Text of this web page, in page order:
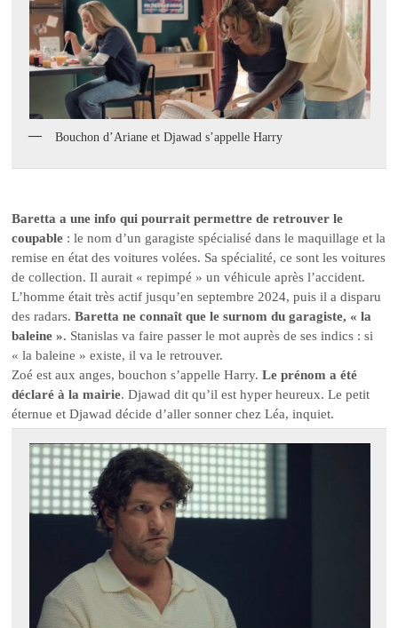
Bouchon d’Ariane et Djawad s’appelle Harry
Baretta a une info qui pourrait permettre de retrouver le
coupable : le nom d’un garagiste spécialisé dans le maquillage et la
remise en état des voitures volées. Sa spécialité, ce sont les voitures
de collection. Il aurait « repimpé » un véhicule après l’accident.
L’homme était très actif jusqu’en septembre 2024, puis il a disparu
des radars.Baretta ne connaît que le surnom du garagiste, « la
baleine ». Stanislas va faire passer le mot auprès de ses indics : si
« la baleine » existe, il va le retrouver.
Zoé est aux anges, bouchon s’appelle Harry.Le prénom a été
déclaré à la mairie. Djawad dit qu’il est hyper heureux. Le petit
éternue et Djawad décide d’aller sonner chez Léa, inquiet.